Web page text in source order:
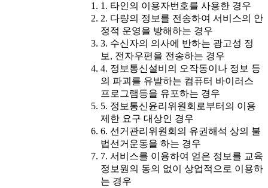
1. 타인의 이용자번호를 사용한 경우
2. 다량의 정보를 전송하여 서비스의 안
정적 운영을 방해하는 경우
3. 수신자의 의사에 반하는 광고성 정
보, 전자우편을 전송하는 경우
4. 정보통신설비의 오작동이나 정보 등
의 파괴를 유발하는 컴퓨터 바이러스
프로그램등을 유포하는 경우
5. 정보통신윤리위원회로부터의 이용
제한 요구 대상인 경우
6. 선거관리위원회의 유권해석 상의 불
법선거운동을 하는 경우
7. 서비스를 이용하여 얻은 정보를 교육
정보원의 동의 없이 상업적으로 이용하
는 경우